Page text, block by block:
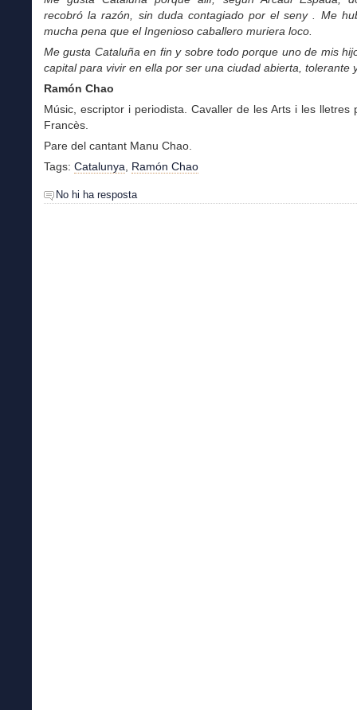
recobró la razón, sin duda contagiado por el seny . Me
mucha pena que el Ingenioso caballero muriera loco.
Me gusta Cataluña en fin y sobre todo porque uno de mis
capital para vivir en ella por ser una ciudad abierta, tolerante
Ramón Chao
Músic, escriptor i periodista. Cavaller de les Arts i les lletres
Francès.
Pare del cantant Manu Chao.
Tags: Catalunya Ramón Chao
No hi ha resposta